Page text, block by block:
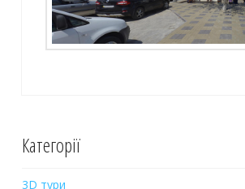
Категорії
3D тури